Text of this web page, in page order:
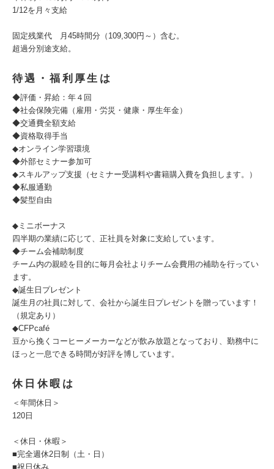
1/12を月々支給
固定残業代 月45時間分（109,300円～）含む。
超過分別途支給。
待遇・福利厚生は
◆評価・昇給：年４回
◆社会保険完備（雇用・労災・健康・厚生年金）
◆交通費全額支給
◆資格取得手当
◆オンライン学習環境
◆外部セミナー参加可
◆スキルアップ支援（セミナー受講料や書籍購入費を負担します。）
◆私服通勤
◆髪型自由
◆ミニボーナス
四半期の業績に応じて、正社員を対象に支給しています。
◆チーム会補助制度
チーム内の親睦を目的に毎月会社よりチーム会費用の補助を行ってい
ます。
◆誕生日プレゼント
誕生月の社員に対して、会社から誕生日プレゼントを贈っています！
（規定あり）
◆CFPcafé
豆から挽くコーヒーメーカーなどが飲み放題となっており、勤務中に
ほっと一息できる時間が好評を博しています。
休日休暇は
＜年間休日＞
120日
＜休日・休暇＞
■完全週休2日制（土・日）
■祝日休み